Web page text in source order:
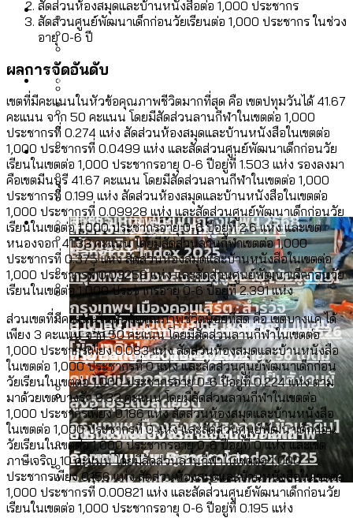
สมุดจดการบ้าน ส.ก. 2569 : แต่ละเขตมี
ปัญหาอะไรที่ ส.ก. ต้องทำการบ้าน
Vote62 ขอบคุณประชาชนที่ร่วม
สังเกตการณ์การเลือกตั้งชวนคุยกันถึงบท
เรียนที่เราได้รับจากเลือกตั้ง กรุงเทพฯ –
พัทยา
กทม. มีอำนาจแค่ไหน ในการแก้ปัญหาให้คน
ที่อาศัยอยู่ในกรุงเทพฯ
ขึ้นและเข้าถึงได้มากน้อยแค่ไหน
ขยะมูลฝอย 2568 [ข้อมูลดิบ]
ขยะของคน กทม. ที่ยังถูกนำไปทิ้งที่
ฉะเชิงเทรา นครปฐม และล่าสุดที่กาญจนบุรี
งบระบายน้ำ-ป้องกันน้ำท่วม 4 ปี (2566-
สำรวจ Hate Speech ที่ถูกผลิตซ้ำผ่าน
วิดีโอ AI ในช่วงความขัดแย้งไทย-กัมพูชา
[ข้อมูลดิบ]
ความเกลียดชังที่ขายได้ : สำรวจ Hate
Speech ที่ถูกผลิตซ้ำผ่านวิดีโอ AI ในช่วง
ความขัดแย้งไทย-กัมพูชา
กรุงเทพฯ เมืองคอนเสิร์ต : สำรวจ
คอนเสิร์ตและแฟนมีตติ้งในไทยจำนวน 526
งาน ตั้งแต่ปี 2023-2024
ปีนกำแพงส่องซีรีส์จีน: จีนส่งออกภาพ
ลักษณ์แบบไหนสู่สายตาโลก
งบคาบเกี่ยวในยุคชัชชาติ มีอะไร ใช้งบแค่
ไหน
ค่าฝุ่นในกรุงเทพฯ 2025 เทียบกับจำนวน
ควันบุหรี่ที่เข้าปอด [ข้อมูลดิบ]
สำรวจเศรษฐกิจในกรุงเทพฯ ผ่าน
Bangkok Index 2025
สำรวจงบประมาณรายเขตในกรุงเทพฯ
ผ่าน Bangkok Index 2025
สำรวจรายได้จากการจัดเก็บภาษีใน
กรุงเทพฯ ผ่าน Bangkok Index 2025
Future
สังคมผู้สูงอายุไทย [ข้อมูลดิบ]
สำรวจสังคมผู้สูงอายุไทย : 6 จังหวัดเป็น
สังคมสูงวัยระดับสุดยอด และ 64 จังหวัดที่
ตายมากกว่าเกิด
กรุงเทพฯ เมืองสังคมผู้สูงอายุ [ข้อมูลดิบ]
กรุงเทพฯ เมืองสังคมผู้สูงอายุ : 36 เขตมี
คนตายมากกว่าคนเกิด 18 เขตเป็นสังคมผู้
สูงอายุระดับสุดยอด
Bangkok Index 2025 : อันดับความน่าอยู่
ของ 50 เขตในกรุงเทพฯ
Database
สังคมผู้สูงอายุไทย [ข้อมูลดิบ]
สำรวจเหตุไฟไหม้ในกรุงเทพฯ 2568
[ข้อมูลดิบ]
คำนำหน้านามและกฎหมายสมรสเท่าเทียม
[ข้อมูลดิบ]
กรุงเทพฯ เมืองสังคมผู้สูงอายุ [ข้อมูลดิบ]
สวนสาธารณะและพื้นที่สีเขียวใน กทม.
Project
Bangkok Index
Bangkok Index 2022
DEMO Thailand
About Us
สัดส่วนห้องสมุดและบ้านหนังสือต่อ 1,000 ประชากร
สัดส่วนศูนย์พัฒนาเด็กก่อนวัยเรียนต่อ 1,000 ประชากร ในช่วง
อายุ 0-6 ปี
ผลการจัดอันดับ
เขตที่มีคะแนนในหัวข้อคุณภาพชีวิตมากที่สุด คือ เขตปทุมวันได้ 41.67
คะแนน จาก 50 คะแนน โดยมีสัดส่วนลานกีฬาในเขตต่อ 1,000
ประชากรที่ 0.274 แห่ง สัดส่วนห้องสมุดและบ้านหนังสือในเขตต่อ
1,000 ประชากรที่ 0.0499 แห่ง และสัดส่วนศูนย์พัฒนาเด็กก่อนวัย
เรียนในเขตต่อ 1,000 ประชากรอายุ 0-6 ปีอยู่ที่ 1.503 แห่ง รองลงมา
คือเขตมีนบุรี 41.67 คะแนน โดยมีสัดส่วนลานกีฬาในเขตต่อ 1,000
ประชากรที่ 0.199 แห่ง สัดส่วนห้องสมุดและบ้านหนังสือในเขตต่อ
1,000 ประชากรที่ 0.09928 แห่ง และสัดส่วนศูนย์พัฒนาเด็กก่อนวัย
เรียนในเขตต่อ 1,000 ประชากรอายุ 0-6 ปีอยู่ที่ 2.6 แห่ง และเขต
หนองจอก 41.33 คะแนน โดยมีสัดส่วนลานกีฬาเขตต่อ 1,000
ประชากรที่ 0.375 แห่ง สัดส่วนห้องสมุดและบ้านหนังสือในเขตต่อ
1,000 ประชากรที่ 0.03258 แห่ง และสัดส่วนศูนย์พัฒนาเด็กก่อนวัย
เรียนในเขตต่อ 1,000 ประชากรอายุ 0-6 ปีอยู่ที่ 2.391 แห่ง
ส่วนเขตที่มีคะแนนในหัวข้อคุณภาพชีวิตน้อยที่สุด คือ เขตบางแค ได้
เพียง 3 คะแนน จาก 50 คะแนน โดยมีสัดส่วนลานกีฬาในเขตต่อ
1,000 ประชากรเพียง 0.083 แห่ง สัดส่วนห้องสมุดและบ้านหนังสือ
ในเขตต่อ 1,000 ประชากรที่ 0 แห่ง และสัดส่วนศูนย์พัฒนาเด็กก่อน
วัยเรียนในเขตต่อ 1,000 ประชากรอายุ 0-6 ปีอยู่ที่ 0.224 แห่ง ตาม
มาด้วยเขตบางรัก 9.33 คะแนน โดยมีสัดส่วนลานกีฬาในเขตต่อ
1,000 ประชากรเพียง 0.186 แห่ง สัดส่วนห้องสมุดและบ้านหนังสือ
ในเขตต่อ 1,000 ประชากรที่ 0 แห่ง และสัดส่วนศูนย์พัฒนาเด็กก่อน
วัยเรียนในเขตต่อ 1,000 ประชากรอายุ 0-6 ปีอยู่ที่ 0 แห่ง และเขต
ภาษีเจริญ 10 คะแนน โดยมีสัดส่วนลานกีฬาในเขตต่อ 1,000
ประชากรเพียง 0.156 แห่ง สัดส่วนห้องสมุดและบ้านหนังสือในเขตต่อ
1,000 ประชากรที่ 0.00821 แห่ง และสัดส่วนศูนย์พัฒนาเด็กก่อนวัย
เรียนในเขตต่อ 1,000 ประชากรอายุ 0-6 ปีอยู่ที่ 0.195 แห่ง